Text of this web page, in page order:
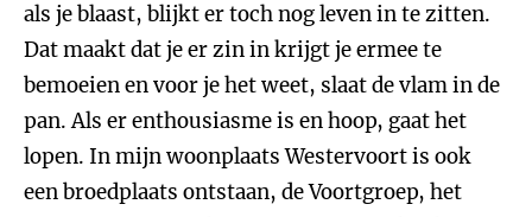
als je blaast, blijkt er toch nog leven in te zitten.
Dat maakt dat je er zin in krijgt je ermee te
bemoeien en voor je het weet, slaat de vlam in de
pan. Als er enthousiasme is en hoop, gaat het
lopen. In mijn woonplaats Westervoort is ook
een broedplaats ontstaan, de Voortgroep, het